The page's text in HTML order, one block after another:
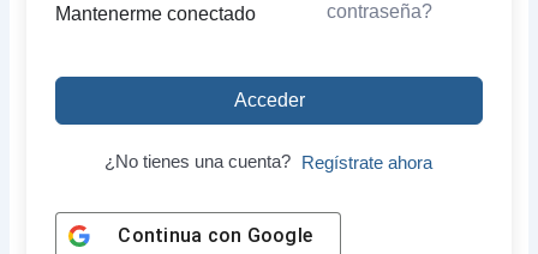
Mantenerme conectado
contraseña?
Acceder
¿No tienes una cuenta? Regístrate ahora
Continua con Google